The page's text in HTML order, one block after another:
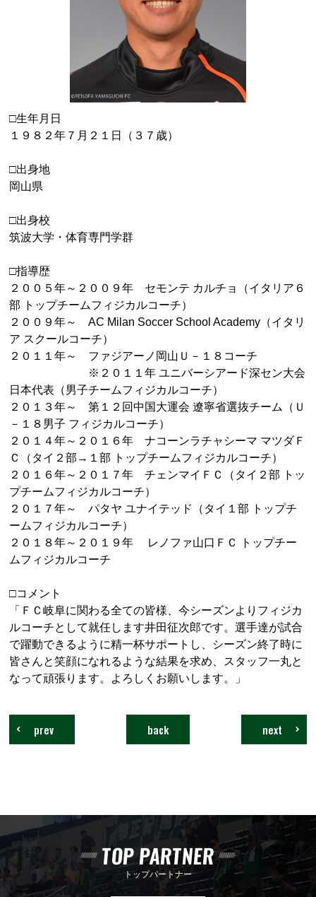
□生年月日
１９８２年７月２１日（３７歳）
□出身地
岡山県
□出身校
筑波大学・体育専門学群
□指導歴
２００５年～２００９年 セモンテ カルチョ（イタリア６
部 トップチームフィジカルコーチ）
２００９年～ AC Milan Soccer School Academy（イタリ
ア スクールコーチ）
２０１１年～ ファジアーノ岡山Ｕ－１８コーチ
※２０１１年 ユニバーシアード深セン大会
日本代表（男子チームフィジカルコーチ）
２０１３年～ 第１２回中国大運会 遼寧省選抜チーム（Ｕ
－１８男子 フィジカルコーチ）
２０１４年～２０１６年 ナコーンラチャシーマ マツダＦ
Ｃ（タイ２部→１部 トップチームフィジカルコーチ）
２０１６年～２０１７年 チェンマイＦＣ（タイ２部 トッ
プチームフィジカルコーチ）
２０１７年～ パタヤ ユナイテッド（タイ１部 トップチ
ームフィジカルコーチ）
２０１８年～２０１９年 レノファ山口ＦＣ トップチー
ムフィジカルコーチ
□コメント
「ＦＣ岐阜に関わる全ての皆様、今シーズンよりフィジカ
ルコーチとして就任します井田征次郎です。選手達が試合
で躍動できるように精一杯サポートし、シーズン終了時に
皆さんと笑顔になれるような結果を求め、スタッフ一丸と
なって頑張ります。よろしくお願いします。」
next
back
prev
TOP PARTNER
トップパートナー